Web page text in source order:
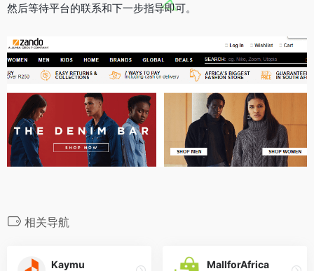
然后等待平台的联系和下一步指导即可。
相关导航
Kaymu MallforAfrica